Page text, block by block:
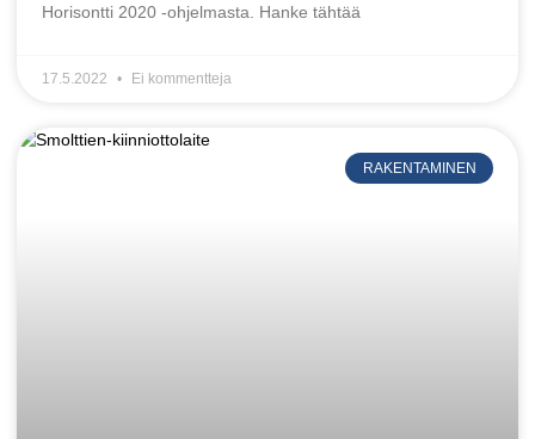
Horisontti 2020 -ohjelmasta. Hanke tähtää
17.5.2022 Ei kommentteja
RAKENTAMINEN